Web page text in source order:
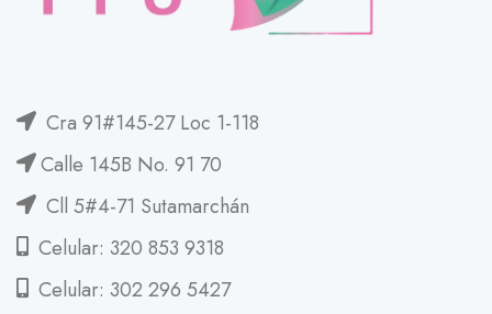
Cra 91#145-27 Loc 1-118
Calle 145B No. 91 70
Cll 5#4-71 Sutamarchán
Celular: 320 853 9318
Celular: 302 296 5427